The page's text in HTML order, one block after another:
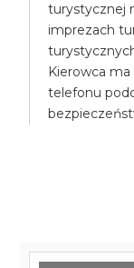
turystycznej
imprezach
Kierowca
telefonu